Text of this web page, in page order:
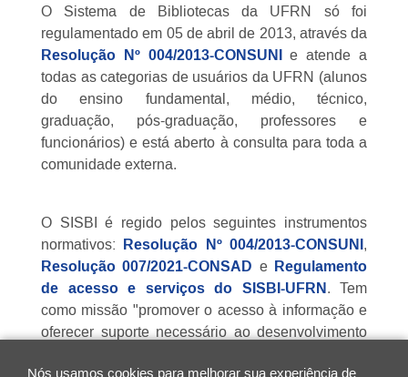
Nós usamos cookies para melhorar sua experiência de
O Sistema de Bibliotecas da UFRN só foi
regulamentado em 05 de abril de 2013, através da
Resolução Nº 004/2013-CONSUNI
e atende a
todas as categorias de usuários da UFRN (alunos
do ensino fundamental, médio, técnico,
graduação, pós-graduação, professores e
funcionários) e está aberto à consulta para toda a
comunidade externa.
O SISBI é regido pelos seguintes instrumentos
normativos:
Resolução Nº 004/2013-CONSUNI ,
Resolução 007/2021-CONSAD e Regulamento
de acesso e serviços do SISBI-UFRN . Tem
como missão "promover o acesso à informação e
oferecer suporte necessário ao desenvolvimento